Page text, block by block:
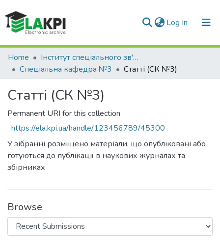
Log In (current)
Communities & Collections
All of DSpace
Statistics
Home
Інститут спеціального зв'язку та захисту інформації (ІСЗЗІ)
Спеціальна кафедра №3
Статті (СК №3)
Статті (СК №3)
Permanent URI for this collection
https://ela.kpi.ua/handle/123456789/45300
У зібранні розміщено матеріали, що опубліковані або
готуються до публікації в наукових журналах та
збірниках
Browse